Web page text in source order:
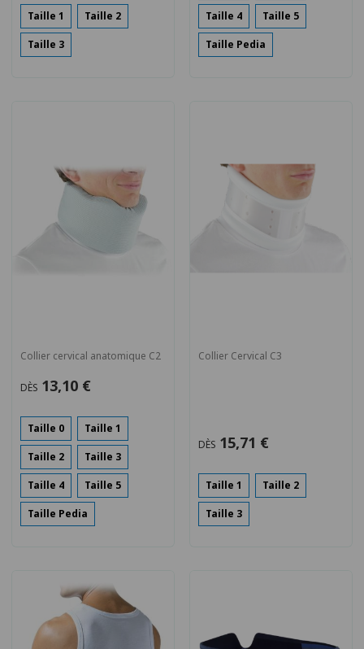
Taille 1 Taille 2
Taille 3
Taille 4 Taille 5
Taille Pedia
Collier cervical anatomique C2
DÈS 13,10 €
Taille 0 Taille 1
Taille 2 Taille 3
Taille 4 Taille 5
Taille Pedia
Collier Cervical C3
DÈS 15,71 €
Taille 1 Taille 2
Taille 3